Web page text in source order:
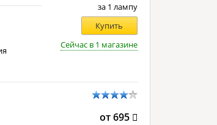
за 1 лампу
Купить
Сейчас в 1 магазине
от 695